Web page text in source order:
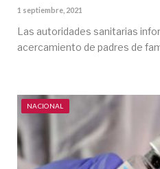
1 septiembre, 2021
Las autoridades sanitarias
acercamiento de padres de
NACIONAL